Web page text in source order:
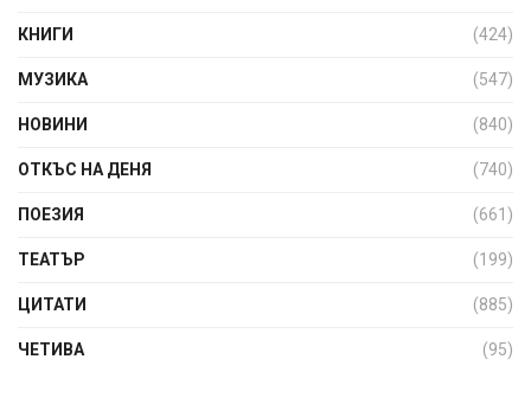
КНИГИ (424)
МУЗИКА (547)
НОВИНИ (840)
ОТКЪС НА ДЕНЯ (740)
ПОЕЗИЯ (661)
ТЕАТЪР (199)
ЦИТАТИ (885)
ЧЕТИВА (95)